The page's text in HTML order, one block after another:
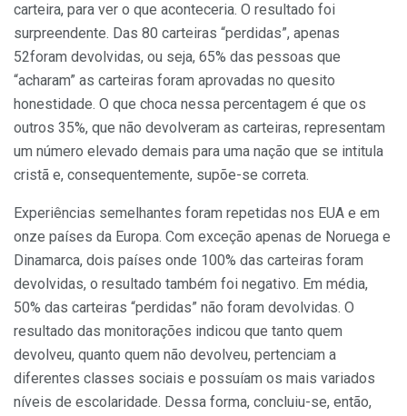
carteira, para ver o que aconteceria. O resultado foi
surpreendente. Das 80 carteiras “perdidas”, apenas
52foram devolvidas, ou seja, 65% das pessoas que
“acharam” as carteiras foram aprovadas no quesito
honestidade. O que choca nessa percentagem é que os
outros 35%, que não devolveram as carteiras, representam
um número elevado demais para uma nação que se intitula
cristã e, consequentemente, supõe-se correta.
Experiências semelhantes foram repetidas nos EUA e em
onze países da Europa. Com exceção apenas de Noruega e
Dinamarca, dois países onde 100% das carteiras foram
devolvidas, o resultado também foi negativo. Em média,
50% das carteiras “perdidas” não foram devolvidas. O
resultado das monitorações indicou que tanto quem
devolveu, quanto quem não devolveu, pertenciam a
diferentes classes sociais e possuíam os mais variados
níveis de escolaridade. Dessa forma, concluiu-se, então,